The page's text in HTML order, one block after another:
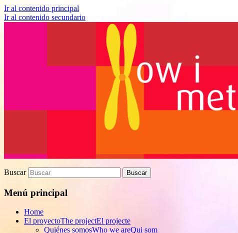
Ir al contenido principal
Ir al contenido secundario
How I met your genes
Proyecto de divulgación científica sobre
Buscar
Menú principal
Home
El proyectoThe projectEl projecte
Quiénes somosWho we areQui som